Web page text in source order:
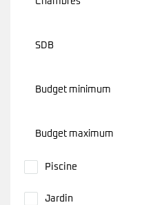
SDB
Budget minimum
Budget maximum
Piscine
Jardin